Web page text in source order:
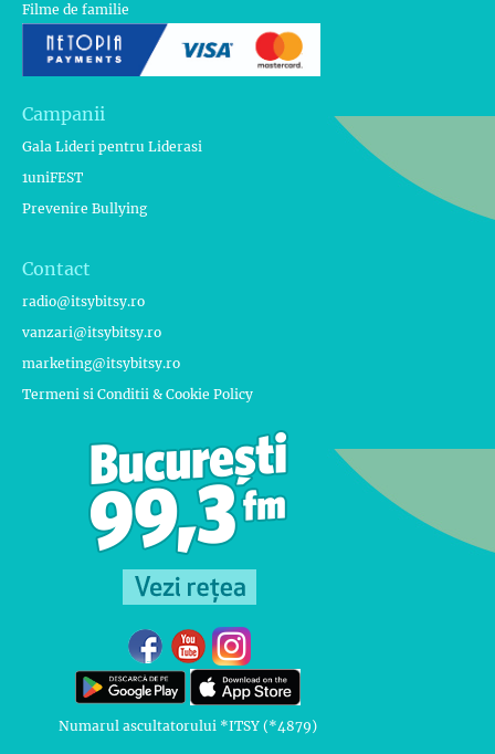
Filme de familie
Campanii
Gala Lideri pentru Liderasi
1uniFEST
Prevenire Bullying
Contact
radio@itsybitsy.ro
vanzari@itsybitsy.ro
marketing@itsybitsy.ro
Termeni si Conditii & Cookie Policy
Numarul ascultatorului *ITSY (*4879)